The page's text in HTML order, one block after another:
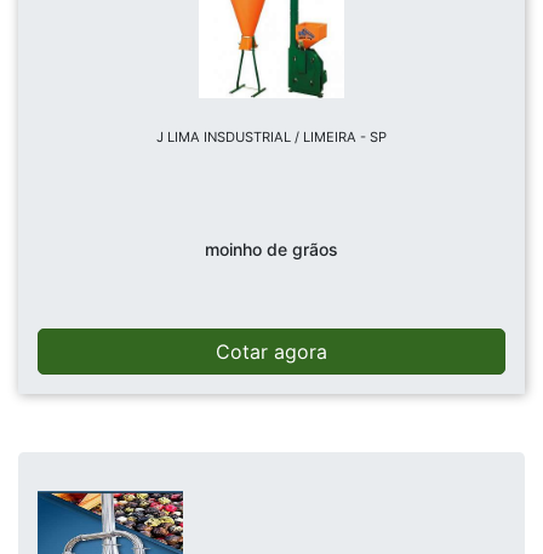
J LIMA INSDUSTRIAL / LIMEIRA - SP
moinho de grãos
Cotar agora